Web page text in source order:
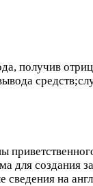
получив
для создания
на